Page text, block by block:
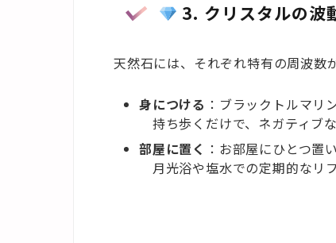
3. クリスタルの波
天然石には、それぞれ特有の周波数
身につける ：ブラックトルマリ
持ち歩くだけで、ネガティブ
部屋に置く ：お部屋にひとつ置
月光浴や塩水での定期的なリ